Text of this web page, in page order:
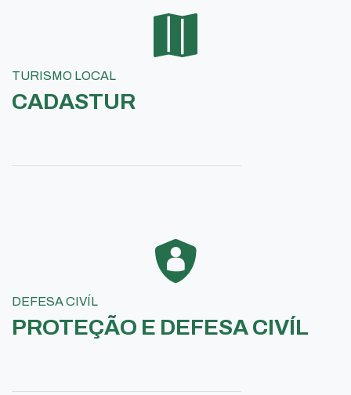
TURISMO LOCAL
CADASTUR
DEFESA CIVÍL
PROTEÇÃO E DEFESA CIVÍL